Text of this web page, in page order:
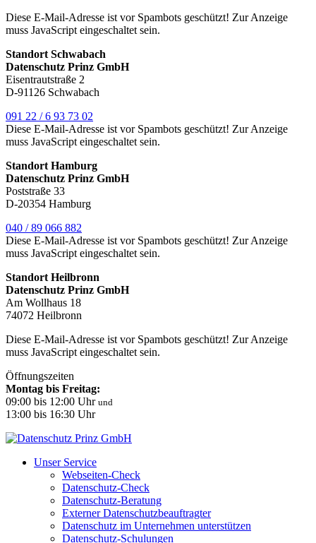
Diese E-Mail-Adresse ist vor Spambots geschützt! Zur Anzeige
muss JavaScript eingeschaltet sein.
Standort Schwabach
Datenschutz Prinz GmbH
Eisentrautstraße 2
D-91126 Schwabach
091 22 / 6 93 73 02
Diese E-Mail-Adresse ist vor Spambots geschützt! Zur Anzeige
muss JavaScript eingeschaltet sein.
Standort Hamburg
Datenschutz Prinz GmbH
Poststraße 33
D-20354 Hamburg
040 / 89 066 882
Diese E-Mail-Adresse ist vor Spambots geschützt! Zur Anzeige
muss JavaScript eingeschaltet sein.
Standort Heilbronn
Datenschutz Prinz GmbH
Am Wollhaus 18
74072 Heilbronn
Diese E-Mail-Adresse ist vor Spambots geschützt! Zur Anzeige
muss JavaScript eingeschaltet sein.
Öffnungszeiten
Montag bis Freitag:
09:00 bis 12:00 Uhr und
13:00 bis 16:30 Uhr
Unser Service
Webseiten-Check
Datenschutz-Check
Datenschutz-Beratung
Externer Datenschutzbeauftragter
Datenschutz im Unternehmen unterstützen
Datenschutz-Schulungen